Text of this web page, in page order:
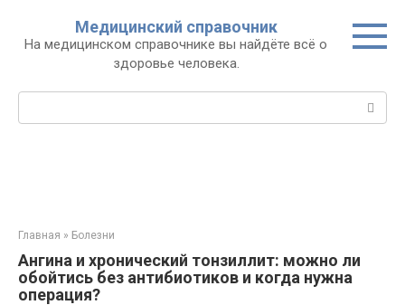
контенту
Медицинский справочник
На медицинском справочнике вы найдёте всё о
здоровье человека.
Главная » Болезни
Ангина и хронический тонзиллит: можно ли
обойтись без антибиотиков и когда нужна
операция?